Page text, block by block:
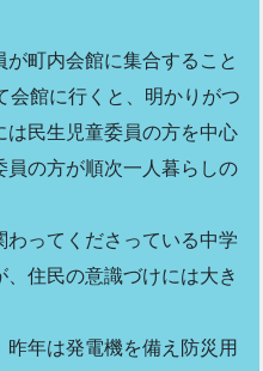
町内会館に集合すること
会館に行くと、明かりがつ
は民生児童委員の方を中心
員の方が順次一人暮らしの
わってくださっている中学
住民の意識づけには大き
年は発電機を備え防災用